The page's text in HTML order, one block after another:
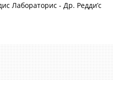
Лабораторис - Др. Редди’с